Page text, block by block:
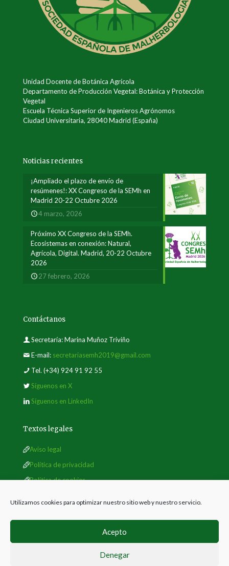
Utilizamos cookies para optimizar nuestro sitio web y nuestro servicio.
Acepto
Denegar
Unidad Docente de Botánica Agrícola
Departamento de Producción Vegetal: Botánica y Protección
Vegetal
Escuela Técnica Superior de Ingenieros Agrónomos
Ciudad Universitaria, 28040 Madrid (España)
Noticias recientes
¡Ampliado el plazo de envío de
resúmenes!: XX Congreso de la SEMh en
Madrid 20-22 Octubre 2026
4 marzo, 2026
Próximo XX Congreso de la SEMh.
Ecosistemas en conexión: Natural,
Agrícola, Digital. Madrid, 20-22 Octubre
2026
27 febrero, 2026
Contáctanos
Secretaría: Marina Muñoz Triviño
E-mail: secretariasemh2019@gmail.com
Tel. (+34) 924 91 92 55
Síguenos en X
Síguenos en LinkedIn
Textos legales
Aviso legal
Política de privacidad
Política de cookies